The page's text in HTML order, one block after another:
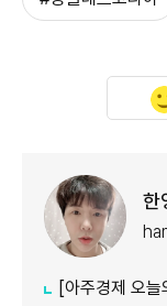
한
[아주경제 오늘의 뉴스 종